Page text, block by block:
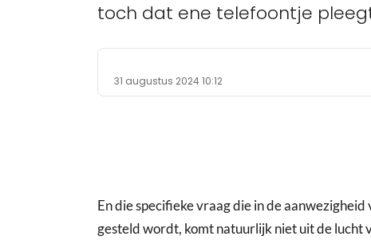
toch dat ene telefoontje
31 augustus 2024 10:12
En die specifieke vraag die in de
gesteld wordt, komt natuurlijk niet uit de lucht